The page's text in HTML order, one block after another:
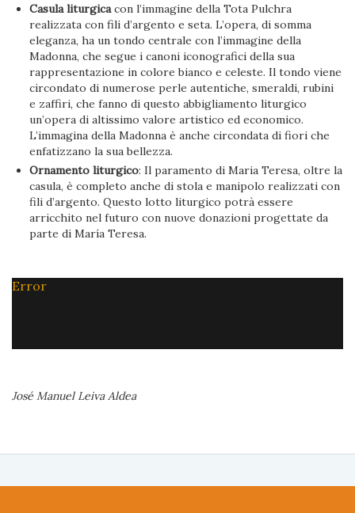
Casula liturgicacon l’immagine della Tota Pulchra
realizzata con fili d’argento e seta. L’opera, di somma
eleganza, ha un tondo centrale con l’immagine della
Madonna, che segue i canoni iconografici della sua
rappresentazione in colore bianco e celeste. Il tondo viene
circondato di numerose perle autentiche, smeraldi, rubini
e zaffiri, che fanno di questo abbigliamento liturgico
un’opera di altissimo valore artistico ed economico.
L’immagina della Madonna è anche circondata di fiori che
enfatizzano la sua bellezza.
Ornamento liturgico: Il paramento di Maria Teresa, oltre la
casula, è completo anche di stola e manipolo realizzati con
fili d’argento. Questo lotto liturgico potrà essere
arricchito nel futuro con nuove donazioni progettate da
parte di María Teresa.
Error
José Manuel Leiva Aldea